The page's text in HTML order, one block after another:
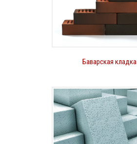
Баварская кладка